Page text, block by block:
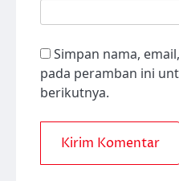
Simpan nama,
pada peramban ini
berikutnya.